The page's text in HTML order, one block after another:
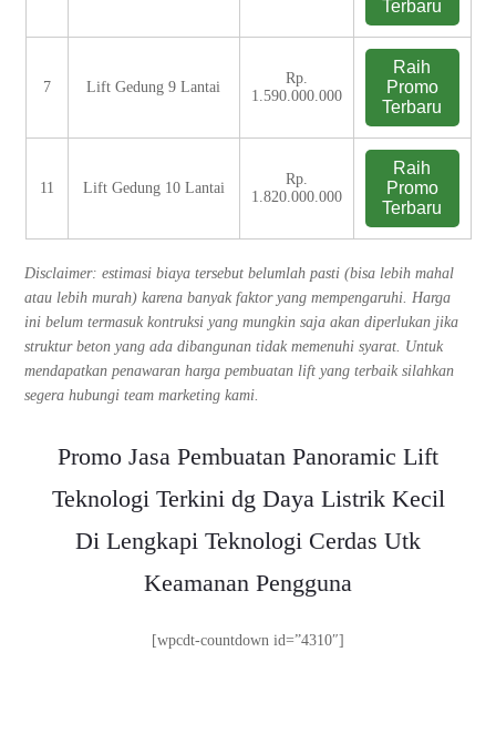
Terbaru
7 Lift Gedung 9 Lantai
Rp.
1.590.000.000
Raih
Promo
Terbaru
11 Lift Gedung 10 Lantai
Rp.
1.820.000.000
Raih
Promo
Terbaru
Disclaimer: estimasi biaya tersebut belumlah pasti (bisa lebih mahal
atau lebih murah) karena banyak faktor yang mempengaruhi. Harga
ini belum termasuk kontruksi yang mungkin saja akan diperlukan jika
struktur beton yang ada dibangunan tidak memenuhi syarat. Untuk
mendapatkan penawaran harga pembuatan lift yang terbaik silahkan
segera hubungi team marketing kami.
Promo Jasa Pembuatan Panoramic Lift
Teknologi Terkini dg Daya Listrik Kecil
Di Lengkapi Teknologi Cerdas Utk
Keamanan Pengguna
[wpcdt-countdown id=”4310″]